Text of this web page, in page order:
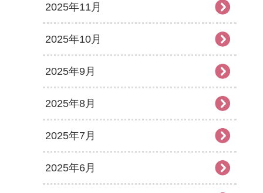
2025年11月
2025年10月
2025年9月
2025年8月
2025年7月
2025年6月